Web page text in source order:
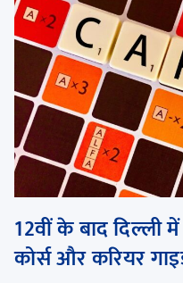
12वीं के बाद दिल्ली
कोर्स और करियर